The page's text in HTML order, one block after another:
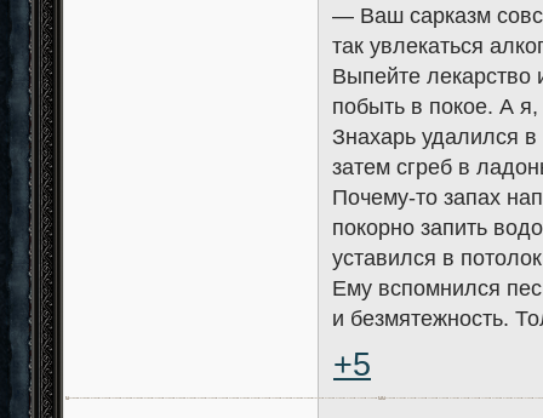
— Ваш сарказм
так увлекаться
Выпейте лекарство
побыть в покое. А
Знахарь удалился
затем сгреб в
Почему-то запах
покорно запить
уставился в
Ему вспомнился
и безмятежность.
+5